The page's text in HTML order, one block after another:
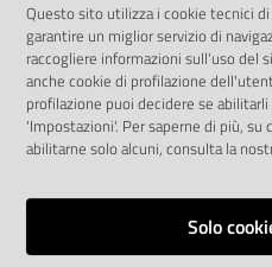
Privacy Policy
Attuazione Misure PNRR
Liste di Attesa
ENTI, IMPRESE E PARTNER
Fatturazione Elettronica
Richiesta Patrocinio
Questo sito utilizza i cookie tecnici
garantire un miglior servizio di
raccogliere informazioni sull'uso del
anche cookie di profilazione
profilazione puoi decidere se
'Impostazioni'. Per saperne di più,
abilitarne solo alcuni, consulta la
Solo